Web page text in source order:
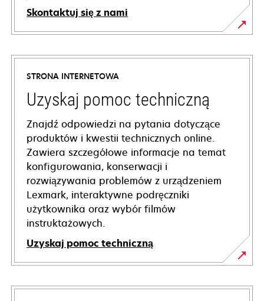
Skontaktuj się z nami
STRONA INTERNETOWA
Uzyskaj pomoc techniczną
Znajdź odpowiedzi na pytania dotyczące
produktów i kwestii technicznych online.
Zawiera szczegółowe informacje na temat
konfigurowania, konserwacji i
rozwiązywania problemów z urządzeniem
Lexmark, interaktywne podręczniki
użytkownika oraz wybór filmów
instruktażowych.
Uzyskaj pomoc techniczną
opens
in